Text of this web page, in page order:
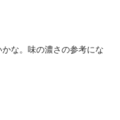
な。味の濃さの参考にな